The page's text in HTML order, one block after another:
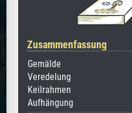
Zusammenfassung
Gemälde
Veredelung
Keilrahmen
Aufhängung